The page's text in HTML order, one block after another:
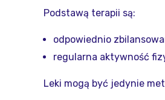
Podstawą terapii są:
odpowiednio
regularna aktywność
Leki mogą być jedynie